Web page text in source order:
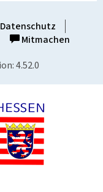
Datenschutz
Mitmachen
4.52.0